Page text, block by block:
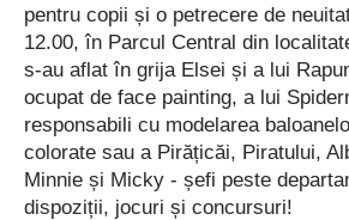
pentru copii și o petrecere de
12.00, în Parcul Central din
s-au aflat în grija Elsei și a lui
ocupat de face painting, a lui
responsabili cu modelarea
colorate sau a Pirățicăi, Piratului,
Minnie și Micky - șefi peste
dispoziții, jocuri și concursuri!